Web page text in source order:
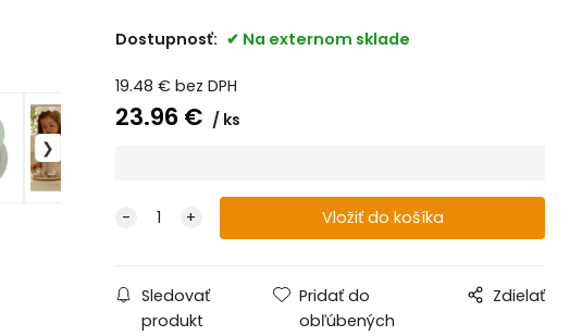
Dostupnosť: Na externom sklade
19.48 € bez DPH
23.96 € ks
Sledovať
produkt
Pridať do
obľúbených
Zdielať